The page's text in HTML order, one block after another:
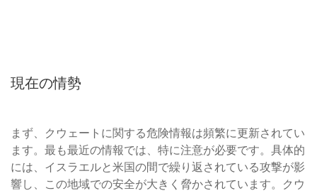
現在の情勢
まず、クウェートに関する危険情報は頻繁に更新されてい
ます。最も最近の情報では、特に注意が必要です。具体的
には、イスラエルと米国の間で繰り返されている攻撃が影
響し、この地域での安全が大きく脅かされています。クウ